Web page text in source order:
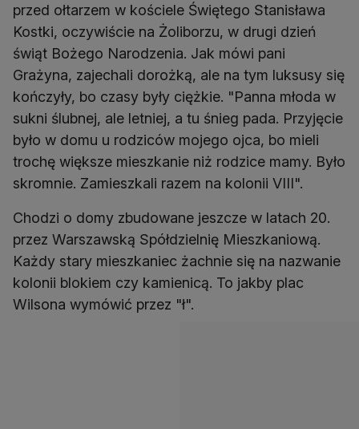
przed ołtarzem w kościele Świętego Stanisława
Kostki, oczywiście na Żoliborzu, w drugi dzień
świąt Bożego Narodzenia. Jak mówi pani
Grażyna, zajechali dorożką, ale na tym luksusy się
kończyły, bo czasy były ciężkie. "Panna młoda w
sukni ślubnej, ale letniej, a tu śnieg pada. Przyjęcie
było w domu u rodziców mojego ojca, bo mieli
trochę większe mieszkanie niż rodzice mamy. Było
skromnie. Zamieszkali razem na kolonii VIII".
Chodzi o domy zbudowane jeszcze w latach 20.
przez Warszawską Spółdzielnię Mieszkaniową.
Każdy stary mieszkaniec żachnie się na nazwanie
kolonii blokiem czy kamienicą. To jakby plac
Wilsona wymówić przez "ł".